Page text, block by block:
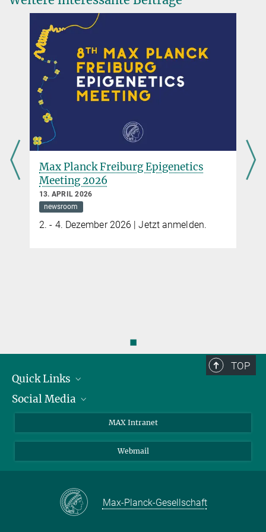
Nature Immunology(Available online 21 April 2023)
Nachbarschaftshilfe im Gewebe
Max-Planck-Forscher finden heraus, was die Bewegung von
Fresszell-Netzwerken steuert
Das Start-Stopp-System jagender Immunzellen
Immunzellen koordinieren Schwarmverhalten, um gemeinsam
Krankheitserreger zu eliminieren
Max Planck Freiburg Epigenetics
Meeting 2026
13. APRIL 2026
newsroom
2. - 4. Dezember 2026 | Jetzt anmelden.
◼
TOP
Quick Links
Forschungsgruppen
Social Media
Mastodon
Instagram
MAX Intranet
Webmail
Max-Planck-Gesellschaft